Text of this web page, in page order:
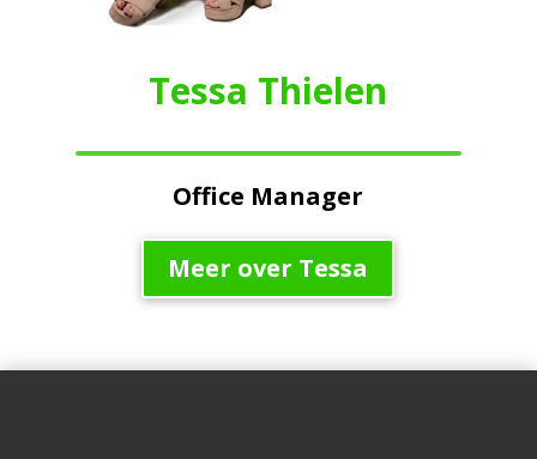
Tessa Thielen
Office Manager
Meer over Tessa